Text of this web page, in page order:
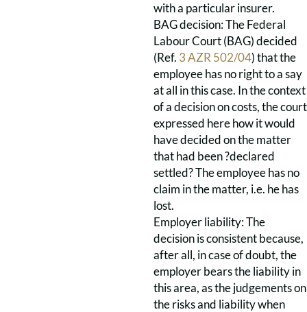
with a particular insurer.
BAG decision: The Federal
Labour Court (BAG) decided
(Ref. 3 AZR 502/04) that the
employee has no right to a say
at all in this case. In the context
of a decision on costs, the court
expressed here how it would
have decided on the matter
that had been ?declared
settled? The employee has no
claim in the matter, i.e. he has
lost.
Employer liability: The
decision is consistent because,
after all, in case of doubt, the
employer bears the liability in
this area, as the judgements on
the risks and liability when